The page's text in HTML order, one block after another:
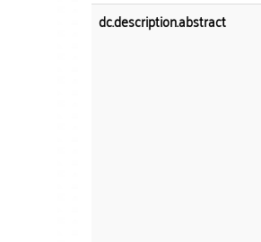
dc.description.abstract